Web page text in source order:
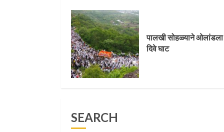
पालखी सोहळ्याने ओलांडला
दिवे घाट
SEARCH
4
5